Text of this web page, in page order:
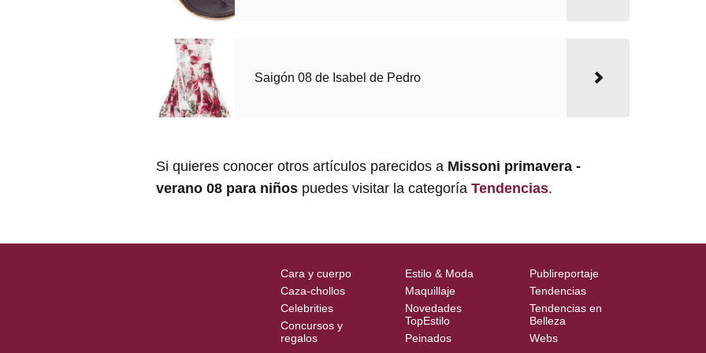
Saigón 08 de Isabel de Pedro
Si quieres conocer otros artículos parecidos a Missoni primavera -
verano 08 para niños puedes visitar la categoría Tendencias.
Cara y cuerpo
Caza-chollos
Celebrities
Concursos y
regalos
Estilo & Moda
Maquillaje
Novedades
TopEstilo
Peinados
Publireportaje
Tendencias
Tendencias en
Belleza
Webs